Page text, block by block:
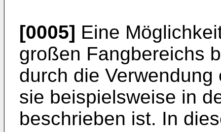
[0005] Eine
großen Fangbereichs
durch die
sie beispielsweise in
beschrieben ist. In